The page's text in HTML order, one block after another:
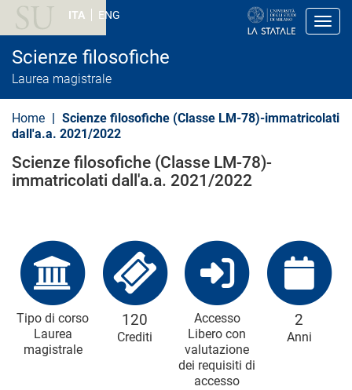
l
c
Scienze filosofiche
Laurea magistrale
ITA ENG
Home
Scienze filosofiche (Classe LM-78)-immatricolati
dall'a.a. 2021/2022
Scienze filosofiche (Classe LM-78)-
immatricolati dall'a.a. 2021/2022
Tipo di corso
Laurea
magistrale
120
Crediti
Accesso
Libero con
valutazione
dei requisiti di
accesso
2
Anni